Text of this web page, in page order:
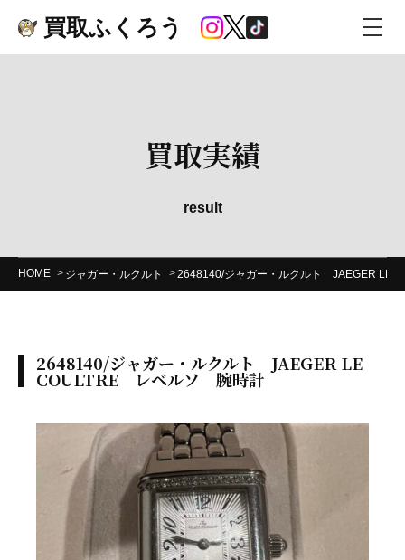
買取ふくろう
買取実績
result
HOME ジャガー・ルクルト 2648140/ジャガー・ルクルト JAEGER LE
2648140/ジャガー・ルクルト JAEGER LE
COULTRE レベルソ 腕時計